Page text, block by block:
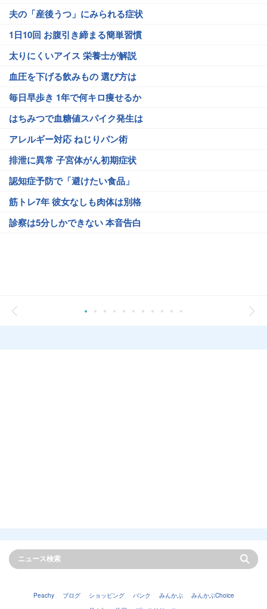
夫の「産後うつ」にみられる症状
1日10回 お腹引き締まる簡単習慣
太りにくいアイス 栄養士が解説
血圧を下げる飲みもの 選び方は
毎日早歩き 1年で何キロ痩せるか
はちみつで血糖値スパイク発生は
アレルギー対応 ねじりパン術
排泄に異常 子宮体がん初期症状
認知症予防で「避けたい食品」
筋トレ7年 彼女なしも肉体は別格
診察は5分しかできない 本音告白
Peachy ブログ ショッピング バンク みんかぶ
みんかぶChoice